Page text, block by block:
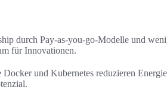
durch Pay-as-you-go-Modelle und
für Innovationen.
und Kubernetes reduzieren